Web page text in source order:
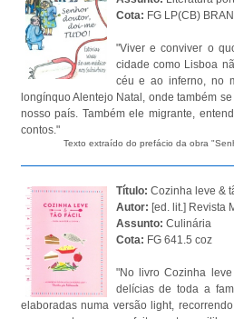
Cota: FG LP(CB)
"Viver e conviver o
cidade como Lisboa
céu e ao inferno, no
longínquo Alentejo Natal, onde também
nosso país. Também ele migrante,
contos."
Texto extraído do prefácio da obra
Título: Cozinha leve &
Autor: [ed. lit.] Revista
Assunto: Culinária
Cota: FG 641.5 coz
"No livro Cozinha
delícias de toda a
elaboradas numa versão light,